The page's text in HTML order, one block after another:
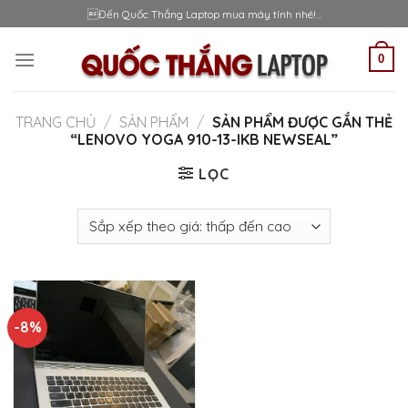
to
content
Đến Quốc Thắng Laptop mua máy tính nhé!...
0
TRANG CHỦ / SẢN PHẨM / SẢN PHẨM ĐƯỢC GẮN THẺ
“LENOVO YOGA 910-13-IKB NEWSEAL”
LỌC
-8%